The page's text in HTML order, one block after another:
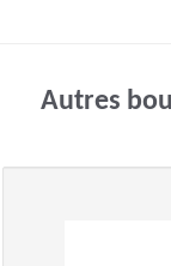
Autres